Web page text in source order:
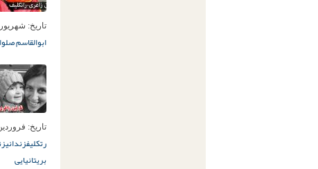
تاریخ: شهریور 7ام, 1397
ابوالقاسم
تاریخ: فروردین 14ام,
رتکلیفزندانی
بریتانیایی